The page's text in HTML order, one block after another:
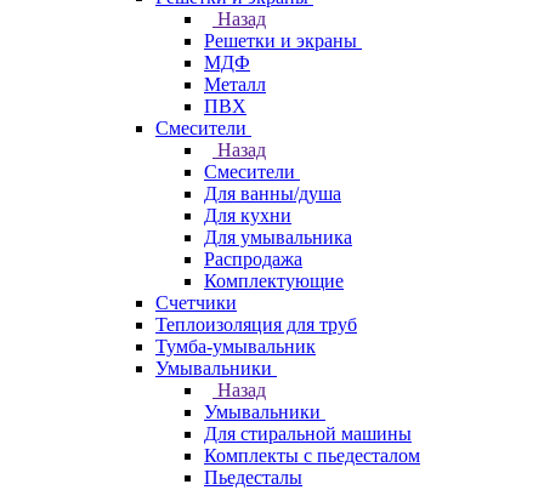
Назад
Решетки и экраны
МДФ
Металл
ПВХ
Смесители
Назад
Смесители
Для ванны/душа
Для кухни
Для умывальника
Распродажа
Комплектующие
Счетчики
Теплоизоляция для труб
Тумба-умывальник
Умывальники
Назад
Умывальники
Для стиральной машины
Комплекты с пьедесталом
Пьедесталы